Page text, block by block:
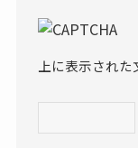
上に表示された